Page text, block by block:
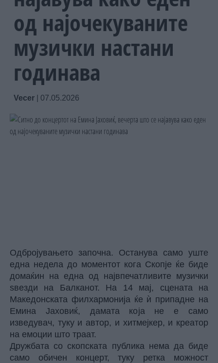
од најочекуваните
музички настани
годинава
Vecer 07.05.2026
Одбројувањето започна. Останува само уште
една недела до моментот кога Скопје ќе биде
домаќин на една од највпечатливите музички
ѕвезди на Балканот. На 14 мај, сцената на
Македонската филхармонија ќе ѝ припадне на
Емина Јаховиќ, дамата која не е само
изведувач, туку и автор, и хитмејкер, и креатор
на емоции што траат.
Дружбата со скопската публика нема да биде
само обичен концерт, туку ретка можност